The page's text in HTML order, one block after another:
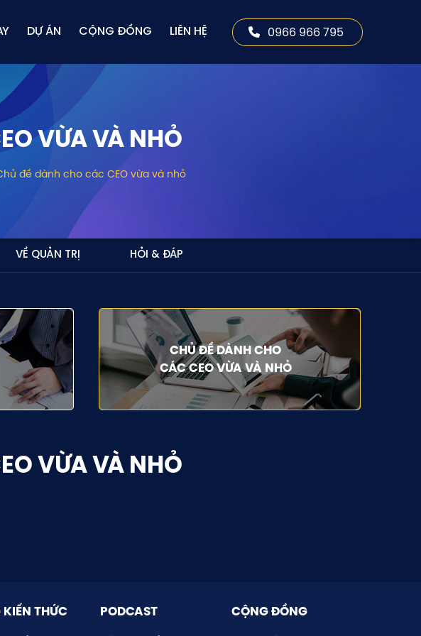
DỰ ÁN CỘNG ĐỒNG LIÊN HỆ 0966 966 795
VỪA VÀ NHỎ
đề dành cho các CEO vừa và nhỏ
VỀ QUẢN TRỊ HỎI & ĐÁP
CHỦ ĐỀ DÀNH CHO
CÁC CEO VỪA VÀ NHỎ
VỪA VÀ NHỎ
KIẾN THỨC PODCAST CỘNG ĐỒNG